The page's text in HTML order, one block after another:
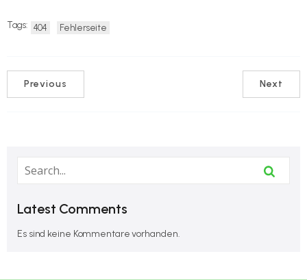
Tags: 404 Fehlerseite
Previous Next
Latest Comments
Es sind keine Kommentare vorhanden.